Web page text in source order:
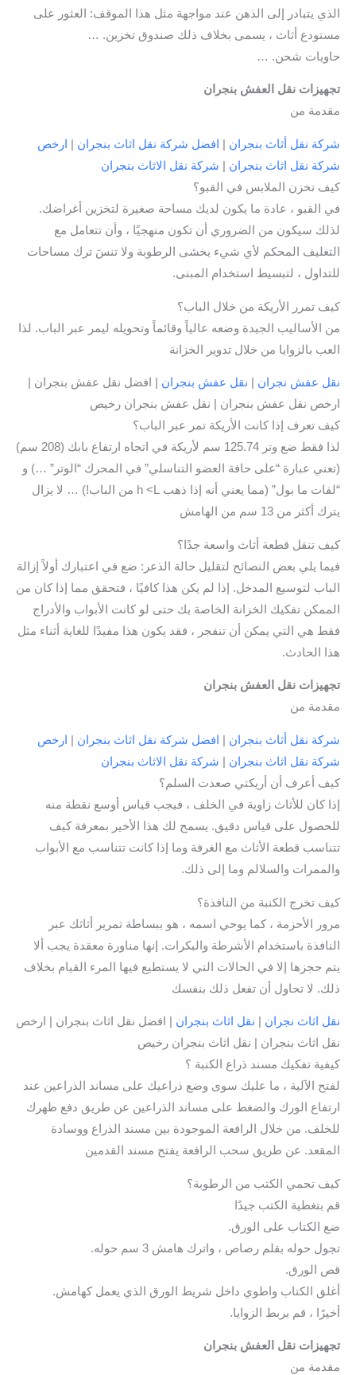
الذي يتبادر إلى الذهن عند مواجهة مثل هذا الموقف: العثور على
مستودع أثاث ، يسمى بخلاف ذلك صندوق تخزين. …
حاويات شحن. …
تجهيزات نقل العفش بنجران
مقدمة من
شركة نقل أثاث بنجران افضل شركة نقل اثاث بنجران
ارخص
شركة نقل اثاث بنجران
شركة نقل الاثاث بنجران
كيف تخزن الملابس في القبو؟
في القبو ، عادة ما يكون لديك مساحة صغيرة لتخزين أغراضك.
لذلك سيكون من الضروري أن تكون منهجيًا ، وأن تتعامل مع
التغليف المحكم لأي شيء يخشى الرطوبة ولا تنسَ ترك مساحات
للتداول ، لتبسيط استخدام المبنى.
كيف تمرر الأريكة من خلال الباب؟
من الأساليب الجيدة وضعه عالياً وقائماً وتحويله ليمر عبر الباب. لذا
العب بالزوايا من خلال تدوير الخزانة
نقل عفش نجران نقل عفش بنجران | افضل نقل عفش بنجران |
ارخص نقل عفش بنجران | نقل عفش بنجران رخيص
كيف تعرف إذا كانت الأريكة تمر عبر الباب؟
لذا فقط ضع وتر 125.74 سم لأريكة في اتجاه ارتفاع بابك (208 سم)
(تعني عبارة “على حافة العضو التناسلي” في المحرك “الوتر” …) و
“لفات ما بول” (مما يعني أنه إذا ذهب h <L من الباب!) … لا يزال
يترك أكثر من 13 سم من الهامش
كيف تنقل قطعة أثاث واسعة جدًا؟
فيما يلي بعض النصائح لتقليل حالة الذعر: ضع في اعتبارك أولاً إزالة
الباب لتوسيع المدخل. إذا لم يكن هذا كافيًا ، فتحقق مما إذا كان من
الممكن تفكيك الخزانة الخاصة بك حتى لو كانت الأبواب والأدراج
فقط هي التي يمكن أن تنفجر ، فقد يكون هذا مفيدًا للغاية أثناء مثل
هذا الحادث.
تجهيزات نقل العفش بنجران
مقدمة من
شركة نقل أثاث بنجران افضل شركة نقل اثاث بنجران
ارخص
شركة نقل اثاث بنجران
شركة نقل الاثاث بنجران
كيف أعرف أن أريكتي صعدت السلم؟
إذا كان للأثاث زاوية في الخلف ، فيجب قياس أوسع نقطة منه
للحصول على قياس دقيق. يسمح لك هذا الأخير بمعرفة كيف
تتناسب قطعة الأثاث مع الغرفة وما إذا كانت تتناسب مع الأبواب
والممرات والسلالم وما إلى ذلك.
كيف تخرج الكنبة من النافذة؟
مرور الأحزمة ، كما يوحي اسمه ، هو ببساطة تمرير أثاثك عبر
النافذة باستخدام الأشرطة والبكرات. إنها مناورة معقدة يجب ألا
يتم حجزها إلا في الحالات التي لا يستطيع فيها المرء القيام بخلاف
ذلك. لا تحاول أن تفعل ذلك بنفسك
نقل اثاث نجران نقل اثاث بنجران | افضل نقل اثاث بنجران | ارخص
نقل اثاث بنجران | نقل اثاث بنجران رخيص
كيفية تفكيك مسند ذراع الكنبة ؟
لفتح الآلية ، ما عليك سوى وضع ذراعيك على مساند الذراعين عند
ارتفاع الورك والضغط على مساند الذراعين عن طريق دفع ظهرك
للخلف. من خلال الرافعة الموجودة بين مسند الذراع ووسادة
المقعد. عن طريق سحب الرافعة يفتح مسند القدمين
كيف تحمي الكتب من الرطوبة؟
قم بتغطية الكتب جيدًا
ضع الكتاب على الورق.
تجول حوله بقلم رصاص ، واترك هامش 3 سم حوله.
قص الورق.
أغلق الكتاب واطوي داخل شريط الورق الذي يعمل كهامش.
أخيرًا ، قم بربط الزوايا.
تجهيزات نقل العفش بنجران
مقدمة من